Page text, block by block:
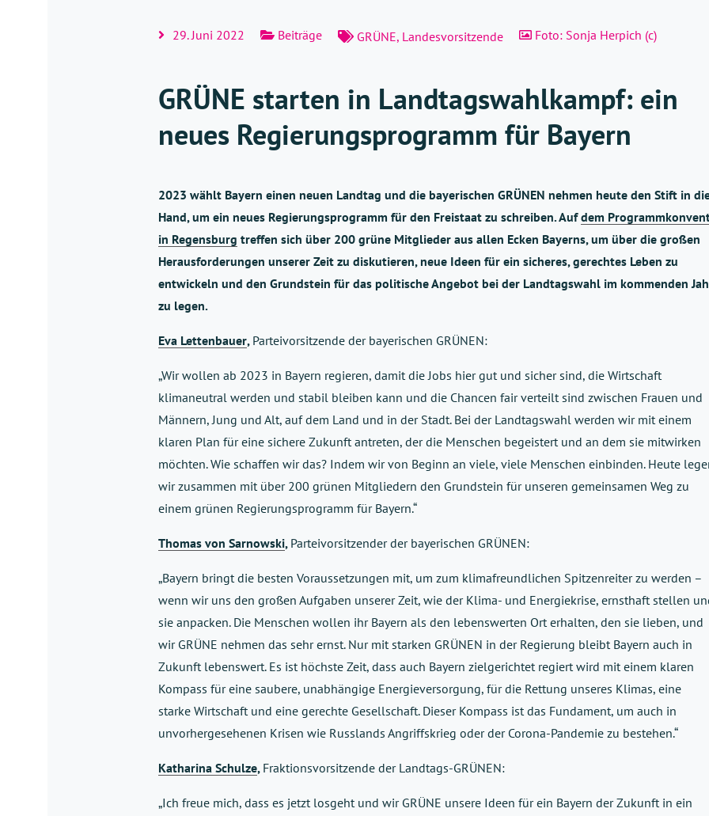
29. Juni 2022 Beiträge GRÜNE, Landesvorsitzende Foto: Sonja Herpich (c)
GRÜNE starten in Landtagswahlkampf: ein
neues Regierungsprogramm für Bayern
2023 wählt Bayern einen neuen Landtag und die bayerischen GRÜNEN nehmen heute den Stift in
Hand, um ein neues Regierungsprogramm für den Freistaat zu schreiben. Aufdem
in Regensburg treffen sich über 200 grüne Mitglieder aus allen Ecken Bayerns, um über die großen
Herausforderungen unserer Zeit zu diskutieren, neue Ideen für ein sicheres, gerechtes Leben zu
entwickeln und den Grundstein für das politische Angebot bei der Landtagswahl im kommenden
zu legen.
Eva Lettenbauer, Parteivorsitzende der bayerischen GRÜNEN:
„Wir wollen ab 2023 in Bayern regieren, damit die Jobs hier gut und sicher sind, die Wirtschaft
klimaneutral werden und stabil bleiben kann und die Chancen fair verteilt sind zwischen Frauen und
Männern, Jung und Alt, auf dem Land und in der Stadt. Bei der Landtagswahl werden wir mit einem
klaren Plan für eine sichere Zukunft antreten, der die Menschen begeistert und an dem sie mitwirken
möchten. Wie schaffen wir das? Indem wir von Beginn an viele, viele Menschen einbinden. Heute
wir zusammen mit über 200 grünen Mitgliedern den Grundstein für unseren gemeinsamen Weg zu
einem grünen Regierungsprogramm für Bayern.“
Thomas von Sarnowski, Parteivorsitzender der bayerischen GRÜNEN:
„Bayern bringt die besten Voraussetzungen mit, um zum klimafreundlichen Spitzenreiter zu werden –
wenn wir uns den großen Aufgaben unserer Zeit, wie der Klima- und Energiekrise, ernsthaft stellen
sie anpacken. Die Menschen wollen ihr Bayern als den lebenswerten Ort erhalten, den sie lieben, und
wir GRÜNE nehmen das sehr ernst. Nur mit starken GRÜNEN in der Regierung bleibt Bayern auch in
Zukunft lebenswert. Es ist höchste Zeit, dass auch Bayern zielgerichtet regiert wird mit einem klaren
Kompass für eine saubere, unabhängige Energieversorgung, für die Rettung unseres Klimas, eine
starke Wirtschaft und eine gerechte Gesellschaft. Dieser Kompass ist das Fundament, um auch in
unvorhergesehenen Krisen wie Russlands Angriffskrieg oder der Corona-Pandemie zu bestehen.“
Katharina Schulze, Fraktionsvorsitzende der Landtags-GRÜNEN:
„Ich freue mich, dass es jetzt losgeht und wir GRÜNE unsere Ideen für ein Bayern der Zukunft in ein